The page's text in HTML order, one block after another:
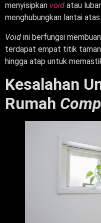
menyisipkan void atau
menghubungkan lantai atas
Void ini berfungsi
terdapat empat titik
hingga atap untuk
Kesalahan
Rumah